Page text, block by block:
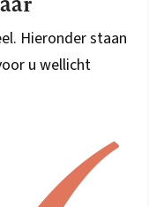
Hieronder staan
u wellicht